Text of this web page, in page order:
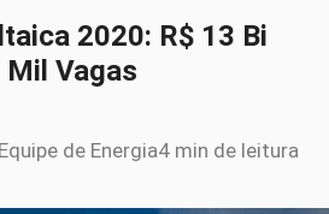
2020: R$ 13 Bi
Vagas
Equipe de Energia4 min de leitura